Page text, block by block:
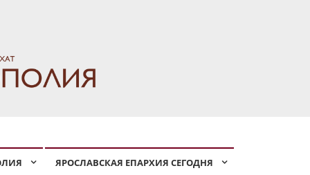
ЯРОСЛАВСКАЯ ЕПАРХИЯ СЕГОДНЯ